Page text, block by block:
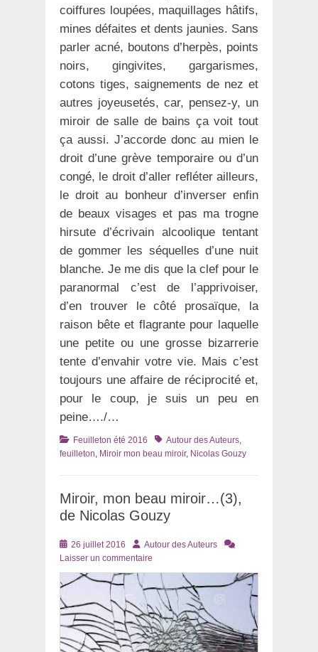
coiffures loupées, maquillages hâtifs,
mines défaites et dents jaunies. Sans
parler acné, boutons d’herpès, points
noirs, gingivites, gargarismes,
cotons tiges, saignements de nez et
autres joyeusetés, car, pensez-y, un
miroir de salle de bains ça voit tout
ça aussi. J’accorde donc au mien le
droit d’une grève temporaire ou d’un
congé, le droit d’aller refléter ailleurs,
le droit au bonheur d’inverser enfin
de beaux visages et pas ma trogne
hirsute d’écrivain alcoolique tentant
de gommer les séquelles d’une nuit
blanche. Je me dis que la clef pour le
paranormal c’est de l’apprivoiser,
d’en trouver le côté prosaïque, la
raison bête et flagrante pour laquelle
une petite ou une grosse bizarrerie
tente d’envahir votre vie. Mais c’est
toujours une affaire de réciprocité et,
pour le coup, je suis un peu en
peine…./…
Catégories
Feuilleton été 2016 TagsAutour des Auteurs,
feuilleton, Miroir mon beau miroir, Nicolas Gouzy
Miroir, mon beau miroir…(3),
de Nicolas Gouzy
Posté
le
26 juillet 2016 AuteurAutour des Auteurs
Laisser un commentaire